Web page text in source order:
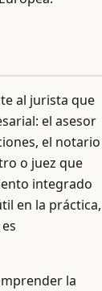
al jurista que
el asesor
el notario
o juez que
integrado
en la práctica,
la